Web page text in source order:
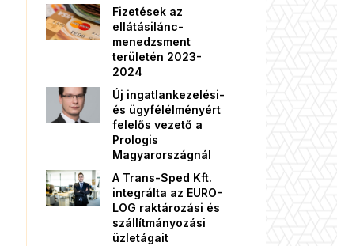
Fizetések az
ellátásilánc-
menedzsment
területén 2023-
2024
Új ingatlankezelési-
és ügyfélélményért
felelős vezető a
Prologis
Magyarországnál
A Trans-Sped Kft.
integrálta az EURO-
LOG raktározási és
szállítmányozási
üzletágait